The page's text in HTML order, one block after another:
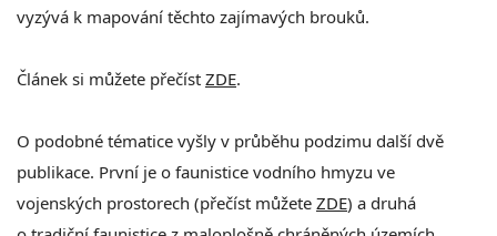
vyzývá k mapování těchto zajímavých brouků.
Článek si můžete přečíst ZDE.
O podobné tématice vyšly v průběhu podzimu další dvě
publikace. První je o faunistice vodního hmyzu ve
vojenských prostorech (přečíst můžete ZDE) a druhá